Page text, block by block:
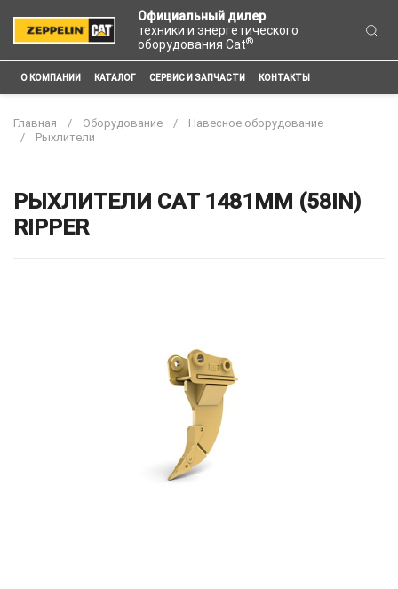
Официальный дилер
техники и энергетического
оборудования Cat®
О КОМПАНИИ КАТАЛОГ СЕРВИС И ЗАПЧАСТИ КОНТАКТЫ
Главная Оборудование
Навесное оборудование
Рыхлители
РЫХЛИТЕЛИ CAT 1481MM (58IN)
RIPPER